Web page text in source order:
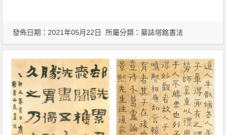
發佈日期：2021年05月22日 所屬分類：墓誌塔銘書法